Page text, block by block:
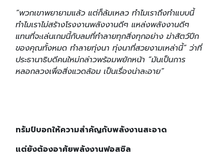
“พวกเขาพยายามแล้ว แต่ก็ล้มเหลว ทำไมเราถึงทำแบบนี้
ทำไมเราไม่สร้างโรงงานพลังงานดีๆ แหล่งพลังงานดีๆ
แทนที่จะเล่นเกมนี้กับลมที่ทำลายทุกสิ่งทุกอย่าง ฆ่าสัตว์ปีก
ของคุณทั้งหมด ทำลายทุ่งนา ทุ่งนาที่สวยงามเหล่านี้” ว่าที่
ประธานาธิบดีคนใหม่กล่าวพร้อมพยักหน้า “มันเป็นการ
หลอกลวงเพื่อสิ่งแวดล้อม เป็นเรื่องน่าละอาย”
ทรัมป์บอกให้ความสำคัญกับพลังงานสะอาด
แต่ยังต้องอาศัยพลังงานฟอสซิล